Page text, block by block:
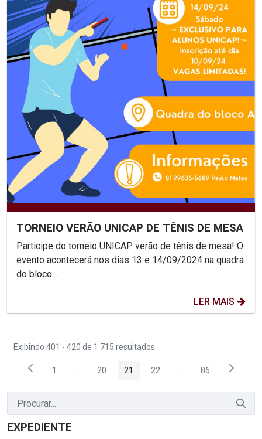
TORNEIO VERÃO UNICAP DE TÊNIS DE MESA
Participe do torneio UNICAP verão de tênis de mesa! O
evento acontecerá nos dias 13 e 14/09/2024 na quadra
do bloco...
LER MAIS
Exibindo 401 - 420 de 1.715 resultados.
Página
1 ...Páginas intermediárias Usar ABA para navegar.
Página
20 Página
21 Página
22 ...PáginasPágina
86
EXPEDIENTE